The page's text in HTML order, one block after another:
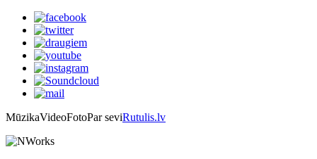
MūzikaVideoFotoPar seviRutulis.lv